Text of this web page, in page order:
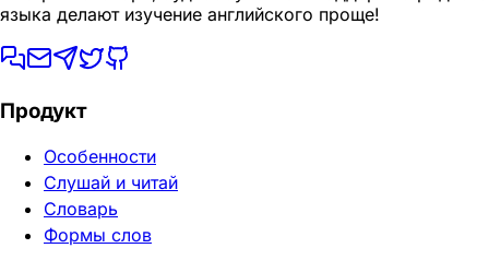
языка делают изучение английского проще!
Продукт
Особенности
Слушай и читай
Словарь
Формы слов